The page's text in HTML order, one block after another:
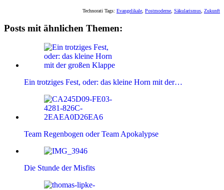
Technorati Tags: Evangelikale Postmoderne Säkularismus Zukunft
Posts mit ähnlichen Themen:
Ein trotziges Fest, oder: das kleine Horn mit der…
Team Regenbogen oder Team Apokalypse
Die Stunde der Misfits